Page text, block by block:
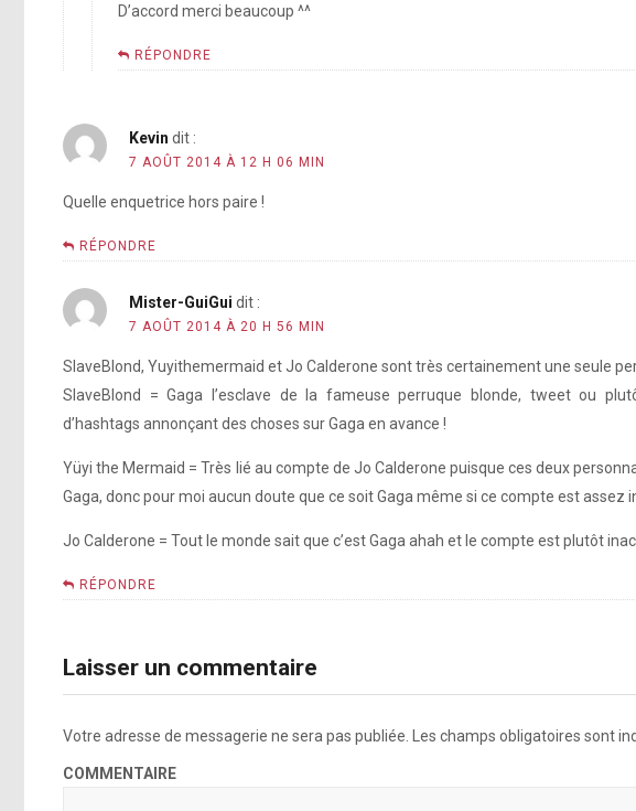
pic.twitter.com/Jems48f9AU
[photo]
[photo]
D’accord merci beaucoup ^^
RÉPONDRE
Kevin dit :
7 AOÛT 2014 À 12 H 06 MIN
Quelle enquetrice hors paire !
RÉPONDRE
Mister-GuiGui dit :
7 AOÛT 2014 À 20 H 56 MIN
SlaveBlond, Yuyithemermaid et Jo Calderone sont très certainement une seule
SlaveBlond = Gaga l’esclave de la fameuse perruque blonde, tweet ou
d’hashtags annonçant des choses sur Gaga en avance !
Yüyi the Mermaid = Très lié au compte de Jo Calderone puisque ces deux
Gaga, donc pour moi aucun doute que ce soit Gaga même si ce compte est assez
Jo Calderone = Tout le monde sait que c’est Gaga ahah et le compte est plutôt
RÉPONDRE
Laisser un commentaire
Votre adresse de messagerie ne sera pas publiée. Les champs obligatoires sont
COMMENTAIRE